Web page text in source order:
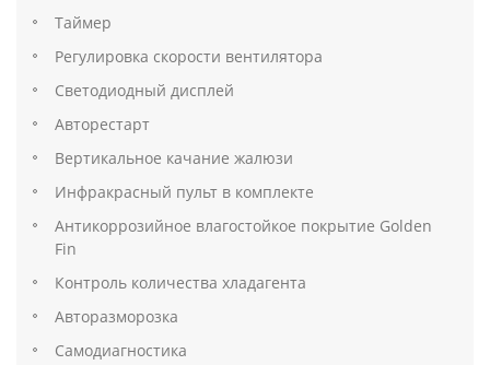
Таймер
Регулировка скорости вентилятора
Светодиодный дисплей
Авторестарт
Вертикальное качание жалюзи
Инфракрасный пульт в комплекте
Антикоррозийное влагостойкое покрытие Golden
Fin
Контроль количества хладагента
Авторазморозка
Самодиагностика